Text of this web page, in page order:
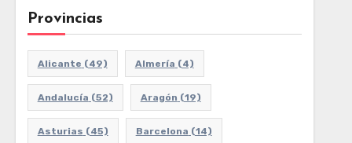
Provincias
Alicante (49) Almería (4)
Andalucía (52) Aragón (19)
Asturias (45) Barcelona (14)